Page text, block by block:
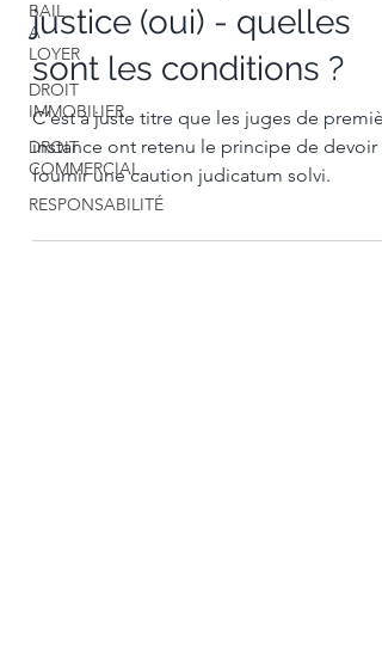
BAIL
A
LOYER
DROIT
IMMOBILIER
DROIT
COMMERCIAL
RESPONSABILITÉ
justice (oui) - quelles
sont les conditions ?
C’est à juste titre que les juges de
instance ont retenu le principe de devoir
fournir une caution judicatum solvi.